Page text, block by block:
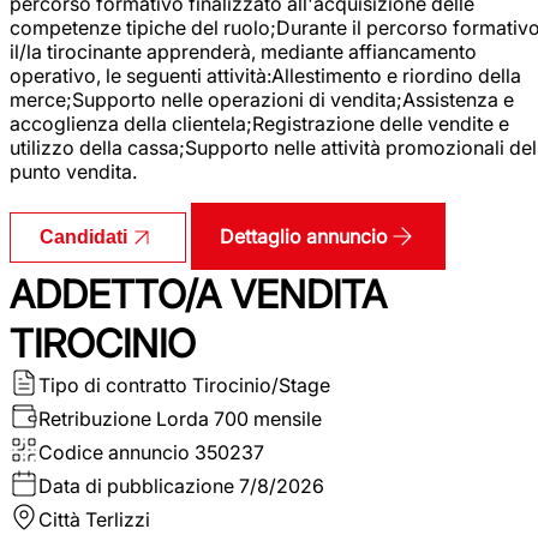
competenze tipiche del ruolo;Durante il percorso
il/la tirocinante apprenderà, mediante affiancamento
operativo, le seguenti attività:Allestimento e riordino della
merce;Supporto nelle operazioni di vendita;Assistenza e
accoglienza della clientela;Registrazione delle vendite e
utilizzo della cassa;Supporto nelle attività promozionali del
punto vendita.
Candidati Dettaglio annuncio
ADDETTO/A VENDITA
TIROCINIO
Tipo di contratto Tirocinio/Stage
Retribuzione Lorda 700 mensile
Codice annuncio 350237
Data di pubblicazione 7/8/2026
Città Terlizzi